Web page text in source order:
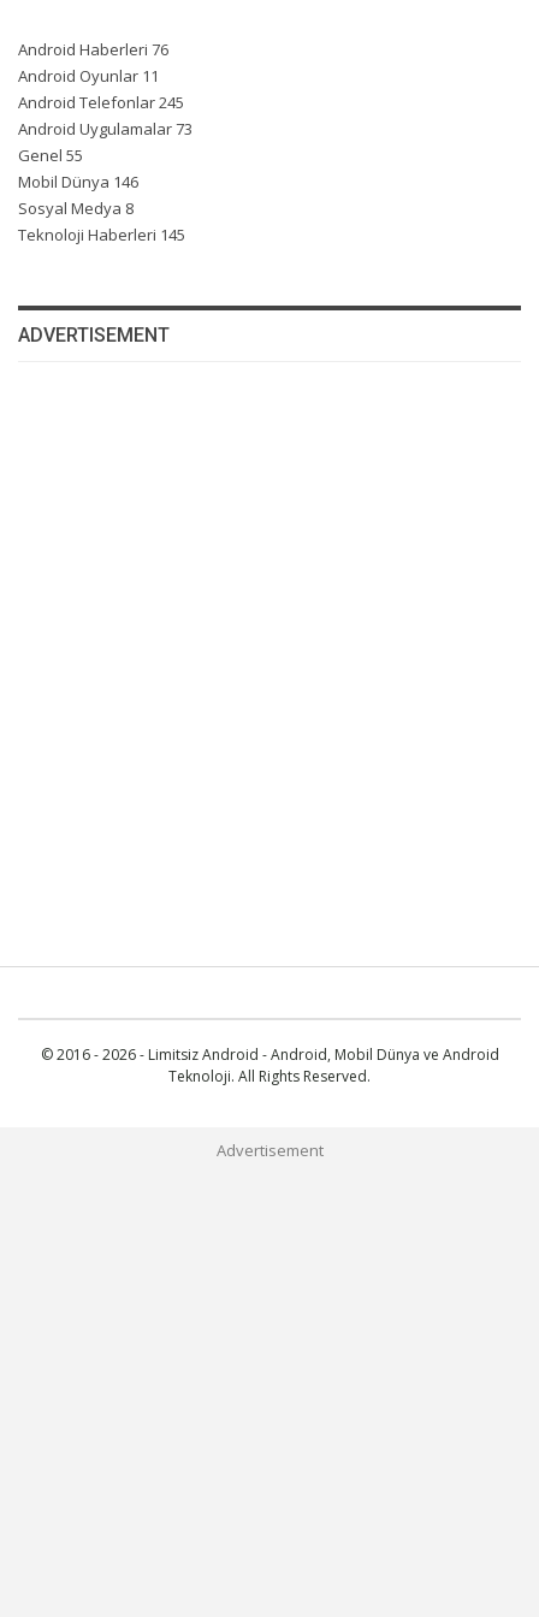
Android Haberleri 76
Android Oyunlar 11
Android Telefonlar245
Android Uygulamalar73
Genel 55
Mobil Dünya 146
Sosyal Medya 8
Teknoloji Haberleri 145
ADVERTISEMENT
© 2016 - 2026 - Limitsiz Android - Android, Mobil Dünya ve Android
Teknoloji. All Rights Reserved.
Advertisement